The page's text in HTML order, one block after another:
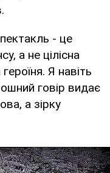
- це
а не цілісна
Я навіть
говір видає
а зірку